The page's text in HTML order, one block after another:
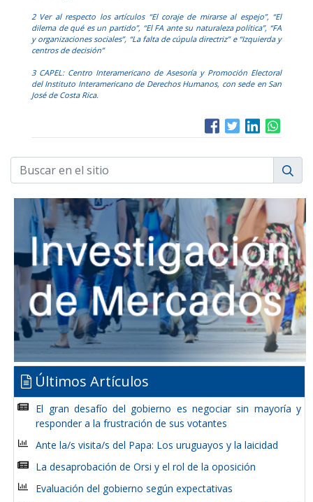
2 Ver al respecto los artículos “El coraje de mirarse al espejo”, “El
dilema de qué es un partido”, “El FA ante su naturaleza política”, “FA
y organizaciones sociales”, “La falta de cúpula directriz” e “Izquierda y
centros de decisión”
3 CAPEL: Centro Interamericano de Asesoría y Promoción Electoral
del Instituto Interamericano de Derechos Humanos, con sede en San
José de Costa Rica.
Últimos Artículos
El gran desafío del gobierno es negociar sin mayoría y
responder a la frustración de sus votantes
Ante la/s visita/s del Papa: Los uruguayos y la laicidad
La desaprobación de Orsi y el rol de la oposición
Evaluación del gobierno según expectativas